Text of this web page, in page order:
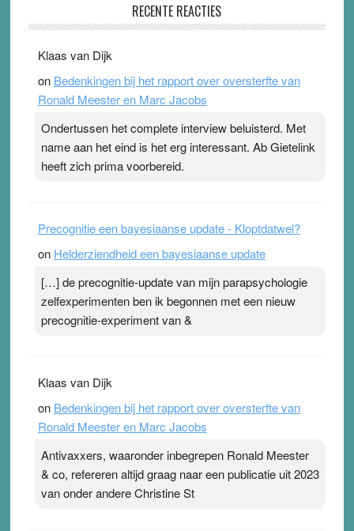
Ward van Beek
topsporters. Ze hopen ermee hun hartslag te verlagen
terwijl ze meer zuurstof opnemen. Daarop heeft zo’n
pleister geen effect. Maar het gevoel ‘makkelijker te
Pleisterplakkers in de topspsort ›[...]
RECENTE REACTIES
Klaas van Dijk
on Bedenkingen bij het rapport over oversterfte van
Ronald Meester en Marc Jacobs
Ondertussen het complete interview beluisterd. Met
name aan het eind is het erg interessant. Ab Gietelink
heeft zich prima voorbereid.
Precognitie een bayesiaanse update - Kloptdatwel?
on Helderziendheid een bayesiaanse update
[…] de precognitie-update van mijn parapsychologie
zelfexperimenten ben ik begonnen met een nieuw
precognitie-experiment van &
Klaas van Dijk
on Bedenkingen bij het rapport over oversterfte van
Ronald Meester en Marc Jacobs
Antivaxxers, waaronder inbegrepen Ronald Meester
& co, refereren altijd graag naar een publicatie uit 2023
van onder andere Christine St